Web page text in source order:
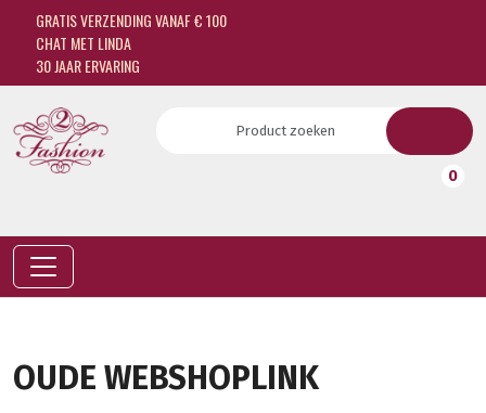
GRATIS VERZENDING VANAF € 100
CHAT MET LINDA
30 JAAR ERVARING
0
OUDE WEBSHOPLINK